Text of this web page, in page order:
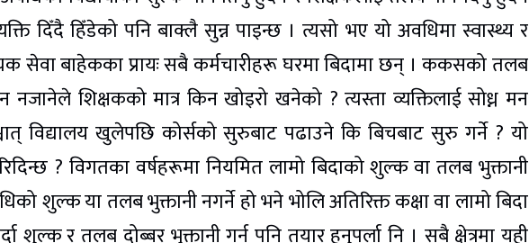
दिँदै हिँडेको पनि बाक्लै सुन्न पाइन्छ । त्यसो भए यो अवधिमा स्वास्थ्य र
सेवा बाहेकका प्रायः सबै कर्मचारीहरू घरमा बिदामा छन् । ककसको तलब
शिक्षकको मात्र किन खोइरो खनेको ? त्यस्ता व्यक्तिलाई सोध्न मन
विद्यालय खुलेपछि कोर्सको सुरुबाट पढाउने कि बिचबाट सुरु गर्ने ? यो
? विगतका वर्षहरूमा नियमित लामो बिदाको शुल्क वा तलब भुक्तानी
शुल्क या तलब भुक्तानी नगर्ने हो भने भोलि अतिरिक्त कक्षा वा लामो बिदा
शुल्क र तलब दोब्बर भुक्तानी गर्न पनि तयार हुनुपर्ला नि । सबै क्षेत्रमा यही